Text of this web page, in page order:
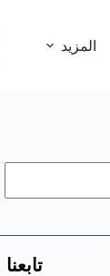
المزيد
تابعنا